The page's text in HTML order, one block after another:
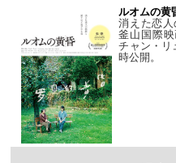
ルオムの
消えた恋
釜山国際
チャン・リ
時公開。